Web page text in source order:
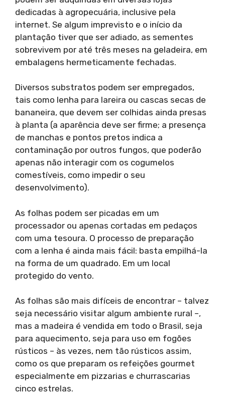
dedicadas à agropecuária, inclusive pela
internet. Se algum imprevisto e o início da
plantação tiver que ser adiado, as sementes
sobrevivem por até três meses na geladeira, em
embalagens hermeticamente fechadas.
Diversos substratos podem ser empregados,
tais como lenha para lareira ou cascas secas de
bananeira, que devem ser colhidas ainda presas
à planta (a aparência deve ser firme; a presença
de manchas e pontos pretos indica a
contaminação por outros fungos, que poderão
apenas não interagir com os cogumelos
comestíveis, como impedir o seu
desenvolvimento).
As folhas podem ser picadas em um
processador ou apenas cortadas em pedaços
com uma tesoura. O processo de preparação
com a lenha é ainda mais fácil: basta empilhá-la
na forma de um quadrado. Em um local
protegido do vento.
As folhas são mais difíceis de encontrar – talvez
seja necessário visitar algum ambiente rural –,
mas a madeira é vendida em todo o Brasil, seja
para aquecimento, seja para uso em fogões
rústicos – às vezes, nem tão rústicos assim,
como os que preparam os refeições gourmet
especialmente em pizzarias e churrascarias
cinco estrelas.